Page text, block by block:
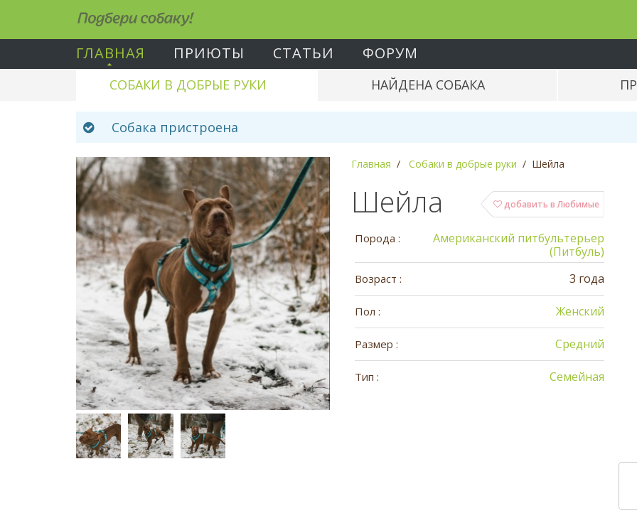
Подбери собаку!
ГЛАВНАЯ ПРИЮТЫ СТАТЬИ ФОРУМ
СОБАКИ В ДОБРЫЕ РУКИ НАЙДЕНА СОБАКА
Собака пристроена
Главная Собаки в добрые руки Шейла
добавить в Любимые
Шейла
Порода :
Американский питбультерьер
(Питбуль)
Возраст : 3 года
Пол : Женский
Размер : Средний
Тип : Семейная